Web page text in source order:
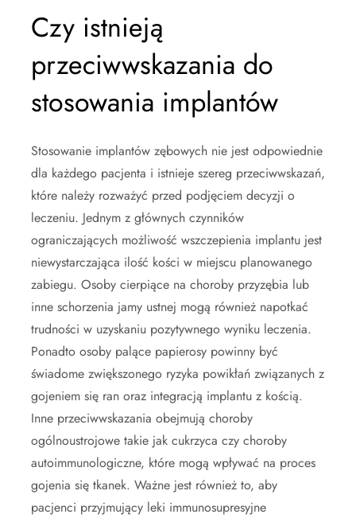
Czy istnieją
przeciwwskazania do
stosowania implantów
Stosowanie implantów zębowych nie jest odpowiednie
dla każdego pacjenta i istnieje szereg przeciwwskazań,
które należy rozważyć przed podjęciem decyzji o
leczeniu. Jednym z głównych czynników
ograniczających możliwość wszczepienia implantu jest
niewystarczająca ilość kości w miejscu planowanego
zabiegu. Osoby cierpiące na choroby przyzębia lub
inne schorzenia jamy ustnej mogą również napotkać
trudności w uzyskaniu pozytywnego wyniku leczenia.
Ponadto osoby palące papierosy powinny być
świadome zwiększonego ryzyka powikłań związanych z
gojeniem się ran oraz integracją implantu z kością.
Inne przeciwwskazania obejmują choroby
ogólnoustrojowe takie jak cukrzyca czy choroby
autoimmunologiczne, które mogą wpływać na proces
gojenia się tkanek. Ważne jest również to, aby
pacjenci przyjmujący leki immunosupresyjne